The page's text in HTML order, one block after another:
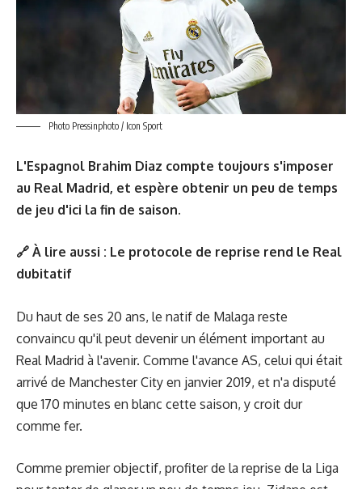
Photo Pressinphoto / Icon Sport
L'Espagnol Brahim Diaz compte toujours s'imposer
au Real Madrid, et espère obtenir un peu de temps
de jeu d'ici la fin de saison.
🔗 À lire aussi : Le protocole de reprise rend le Real
dubitatif
Du haut de ses 20 ans, le natif de Malaga reste
convaincu qu'il peut devenir un élément important au
Real Madrid à l'avenir. Comme l'avance AS, celui qui était
arrivé de Manchester City en janvier 2019, et n'a disputé
que 170 minutes en blanc cette saison, y croit dur
comme fer.
Comme premier objectif, profiter de la reprise de la Liga